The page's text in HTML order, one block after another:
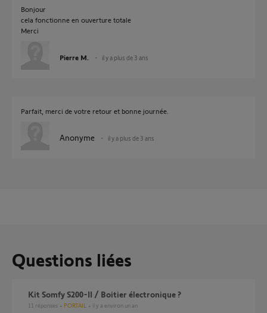
Bonjour
cela fonctionne en ouverture totale
Merci
Pierre M. il y a plus de 3 ans
Parfait, merci de votre retour et bonne journée.
Anonyme il y a plus de 3 ans
Questions liées
Kit Somfy S200-II / Boitier électronique ?
11 réponses PORTAIL il y a environ un an